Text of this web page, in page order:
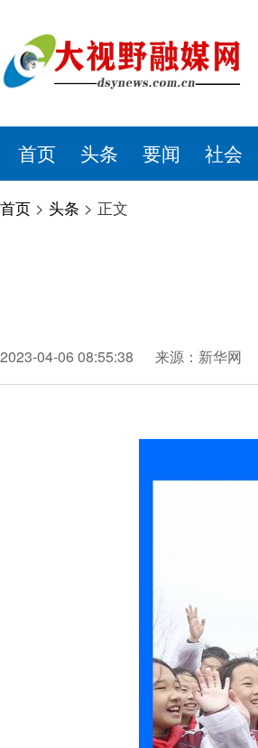
首页 头条 要闻 社会
首页 > 头条 > 正文
2023-04-06 08:55:38 来源：新华网